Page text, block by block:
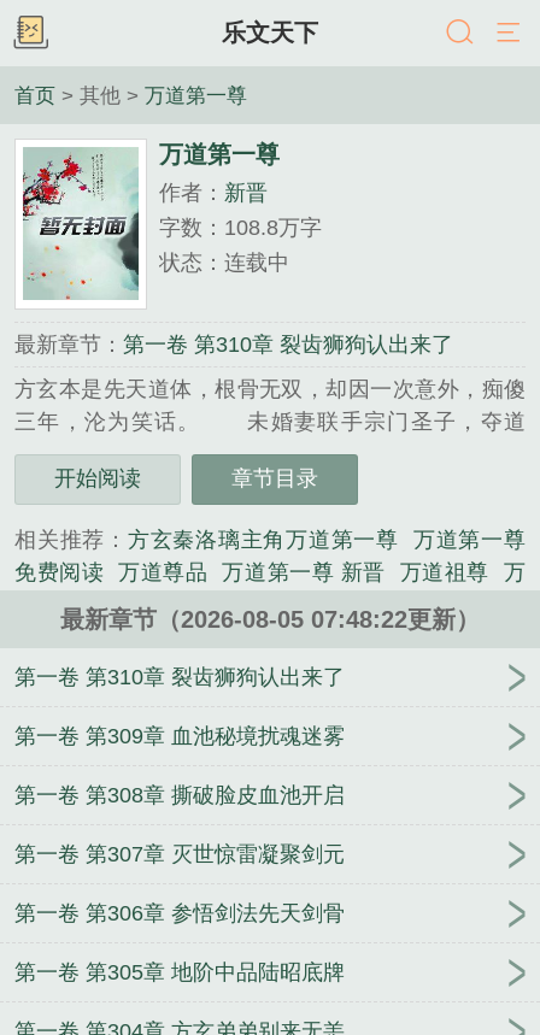
乐文天下
首页 > 其他 > 万道第一尊
万道第一尊
作者： 新晋
字数：108.8万字
状态：连载中
最新章节： 第一卷 第310章 裂齿狮狗认出来了
方玄本是先天道体，根骨无双，却因一次意外，痴傻
三年，沦为笑话。 未婚妻联手宗门圣子，夺道
体、碎丹田、断脊柱、废武脉，将之打入万丈深
渊。 在与秦洛璃一场邂逅之后，方玄开启父亲留
《万道第一尊》是新晋精心创作的其他类小说。
开始阅读 章节目录
相关推荐： 方玄秦洛璃主角万道第一尊
万道第一尊
免费阅读
万道尊品 万道第一尊 新晋 万道祖尊
万
道之尊
万道第一尊 李欣桐 万道第一尊全本免费阅
万道至尊免费阅读 万道第一尊全文免费阅读
阳鼎，神女助我成大道！
失忆后，死对头装我男友
心，崽崽三岁全家宠 我和闺蜜在修仙界搞内卷
盗
兵重新入伍？ 贵族兽校小跟班，疯批F4排队宠
认错
赋，天才不过见我门槛
重生灾年，我偷听动物心声
养全家
仙门考核，嘉豪同你玩
穿七零嫁军官，被大
院家属宠上天！
灰烬之地：畸变修罗场
仙子且慢，
在下只想长生！
荒野狩猎，从综艺开始起号
吾乃高
来，大佬和崽崽争着宠
最新章节（2026-08-05 07:48:22更新）
第一卷 第310章 裂齿狮狗认出来了
第一卷 第309章 血池秘境扰魂迷雾
第一卷 第308章 撕破脸皮血池开启
第一卷 第307章 灭世惊雷凝聚剑元
第一卷 第306章 参悟剑法先天剑骨
第一卷 第305章 地阶中品陆昭底牌